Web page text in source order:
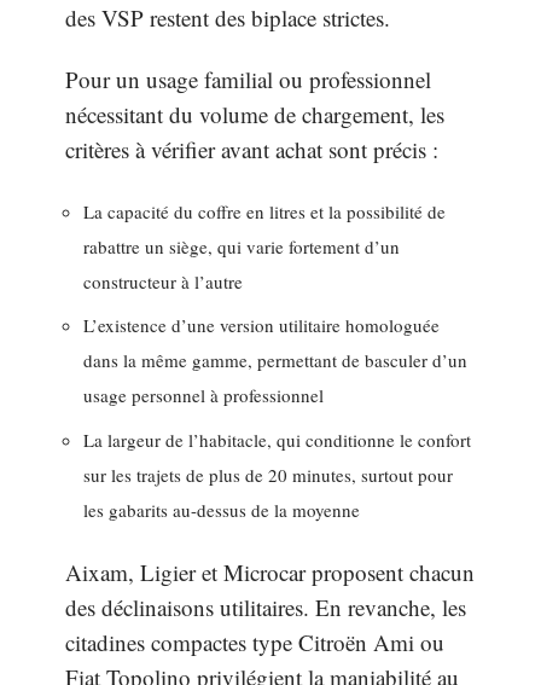
des VSP restent des biplace strictes.
Pour un usage familial ou professionnel
nécessitant du volume de chargement, les
critères à vérifier avant achat sont précis :
La capacité du coffre en litres et la possibilité de
rabattre un siège, qui varie fortement d’un
constructeur à l’autre
L’existence d’une version utilitaire homologuée
dans la même gamme, permettant de basculer d’un
usage personnel à professionnel
La largeur de l’habitacle, qui conditionne le confort
sur les trajets de plus de 20 minutes, surtout pour
les gabarits au-dessus de la moyenne
Aixam, Ligier et Microcar proposent chacun
des déclinaisons utilitaires. En revanche, les
citadines compactes type Citroën Ami ou
Fiat Topolino privilégient la maniabilité au